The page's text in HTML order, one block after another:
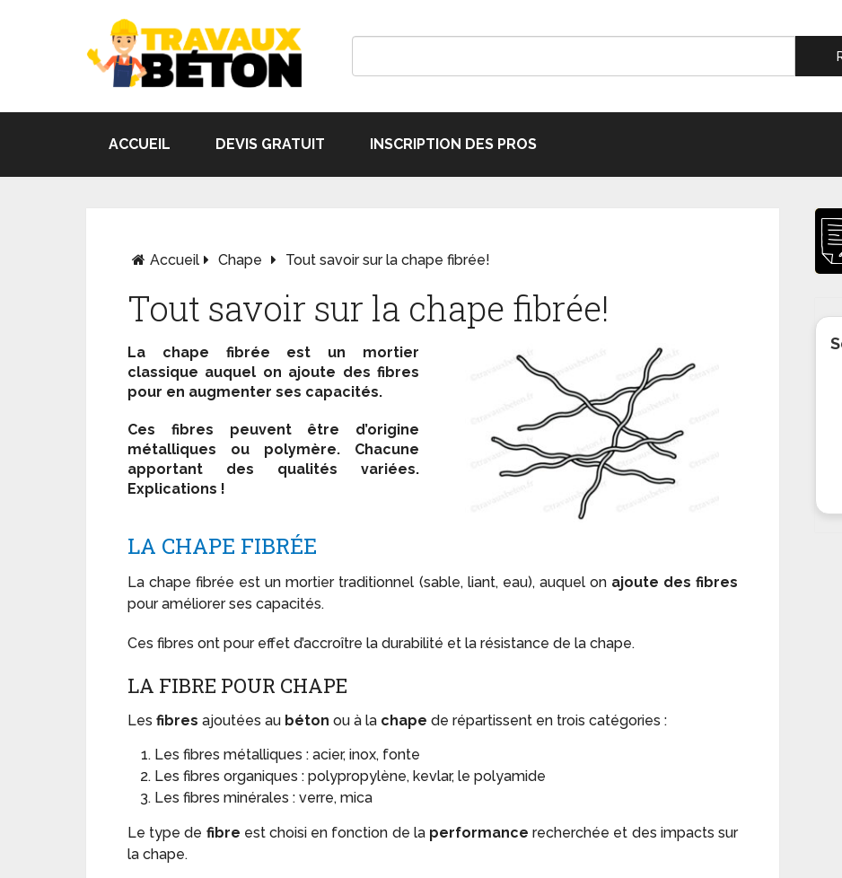
ACCUEIL DEVIS GRATUIT INSCRIPTION DES PROS
Accueil Chape Tout savoir sur la chape fibrée!
Tout savoir sur la chape fibrée!
La chape fibrée est un mortier
classique auquel on ajoute des fibres
pour en augmenter ses capacités.
Ces fibres peuvent être d’origine
métalliques ou polymère. Chacune
apportant des qualités variées.
Explications !
LA CHAPE FIBRÉE
La chape fibrée est un mortier traditionnel (sable, liant, eau), auquel on ajoute des fibres
pour améliorer ses capacités.
Ces fibres ont pour effet d’accroître la durabilité et la résistance de la chape.
LA FIBRE POUR CHAPE
Les fibres ajoutées au béton ou à la chape de répartissent en trois catégories :
Les fibres métalliques : acier, inox, fonte
Les fibres organiques : polypropylène, kevlar, le polyamide
Les fibres minérales : verre, mica
Le type de fibre est choisi en fonction de la performance recherchée et des impacts sur
la chape.